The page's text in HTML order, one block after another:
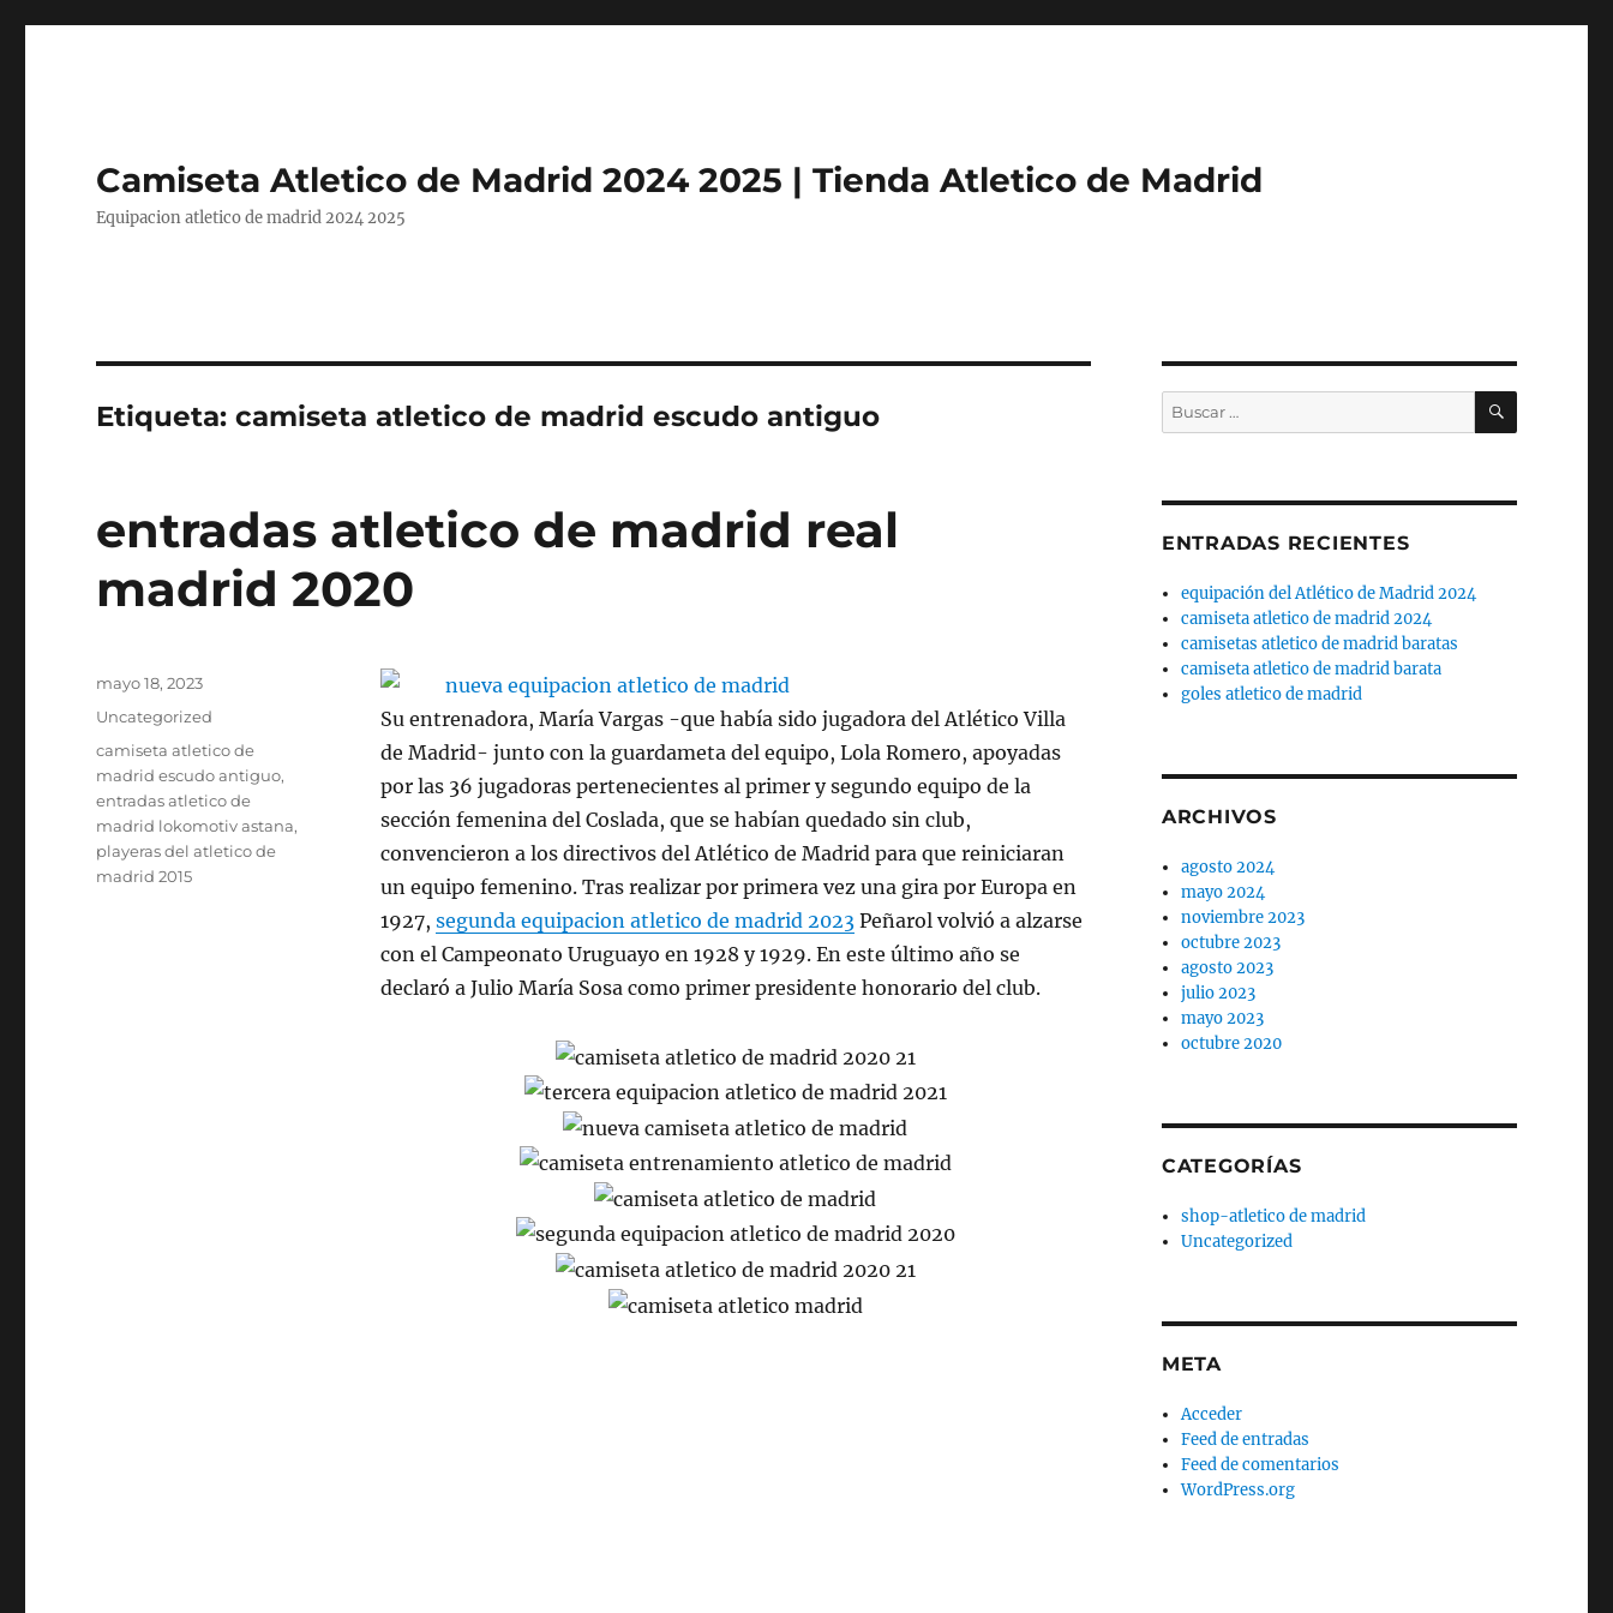
Camiseta Atletico de Madrid 2024 2025 | Tienda Atletico de Madrid
Equipacion atletico de madrid 2024 2025
Etiqueta:camiseta atletico de madrid escudo antiguo
entradas atletico de madrid real
madrid 2020
Su entrenadora, María Vargas -que había sido jugadora del Atlético Villa
de Madrid- junto con la guardameta del equipo, Lola Romero, apoyadas
por las 36 jugadoras pertenecientes al primer y segundo equipo de la
sección femenina del Coslada, que se habían quedado sin club,
convencieron a los directivos del Atlético de Madrid para que reiniciaran
un equipo femenino. Tras realizar por primera vez una gira por Europa en
1927, segunda equipacion atletico de madrid 2023Peñarol volvió a alzarse
con el Campeonato Uruguayo en 1928 y 1929. En este último año se
declaró a Julio María Sosa como primer presidente honorario del club.
Publicado
mayo 18, 2023
Categorías
Uncategorized
Etiquetas
camiseta atletico de
madrid escudo antiguo,
entradas atletico de
madrid lokomotiv astana,
playeras del atletico de
madrid 2015
Buscar
por:
BUSCAR
ENTRADAS RECIENTES
equipación del Atlético de Madrid 2024
camiseta atletico de madrid 2024
camisetas atletico de madrid baratas
camiseta atletico de madrid barata
goles atletico de madrid
ARCHIVOS
agosto 2024
mayo 2024
noviembre 2023
octubre 2023
agosto 2023
julio 2023
mayo 2023
octubre 2020
CATEGORÍAS
shop-atletico de madrid
Uncategorized
META
Acceder
Feed de entradas
Feed de comentarios
WordPress.org